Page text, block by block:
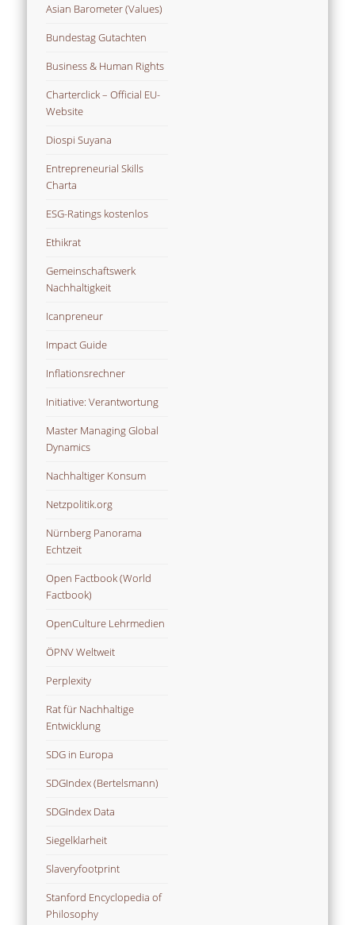
Asian Barometer (Values)
Bundestag Gutachten
Business & Human Rights
Charterclick – Official EU-
Website
Diospi Suyana
Entrepreneurial Skills
Charta
ESG-Ratings kostenlos
Ethikrat
Gemeinschaftswerk
Nachhaltigkeit
Icanpreneur
Impact Guide
Inflationsrechner
Initiative: Verantwortung
Master Managing Global
Dynamics
Nachhaltiger Konsum
Netzpolitik.org
Nürnberg Panorama
Echtzeit
Open Factbook (World
Factbook)
OpenCulture Lehrmedien
ÖPNV Weltweit
Perplexity
Rat für Nachhaltige
Entwicklung
SDG in Europa
SDGIndex (Bertelsmann)
SDGIndex Data
Siegelklarheit
Slaveryfootprint
Stanford Encyclopedia of
Philosophy